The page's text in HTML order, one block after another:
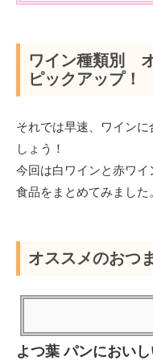
ワイン種類別
ピックアップ！
それでは早速、ワイン
しょう！
今回は白ワインと赤ワ
食品をまとめてみました
オススメのおつ
よつ葉 パンにおい